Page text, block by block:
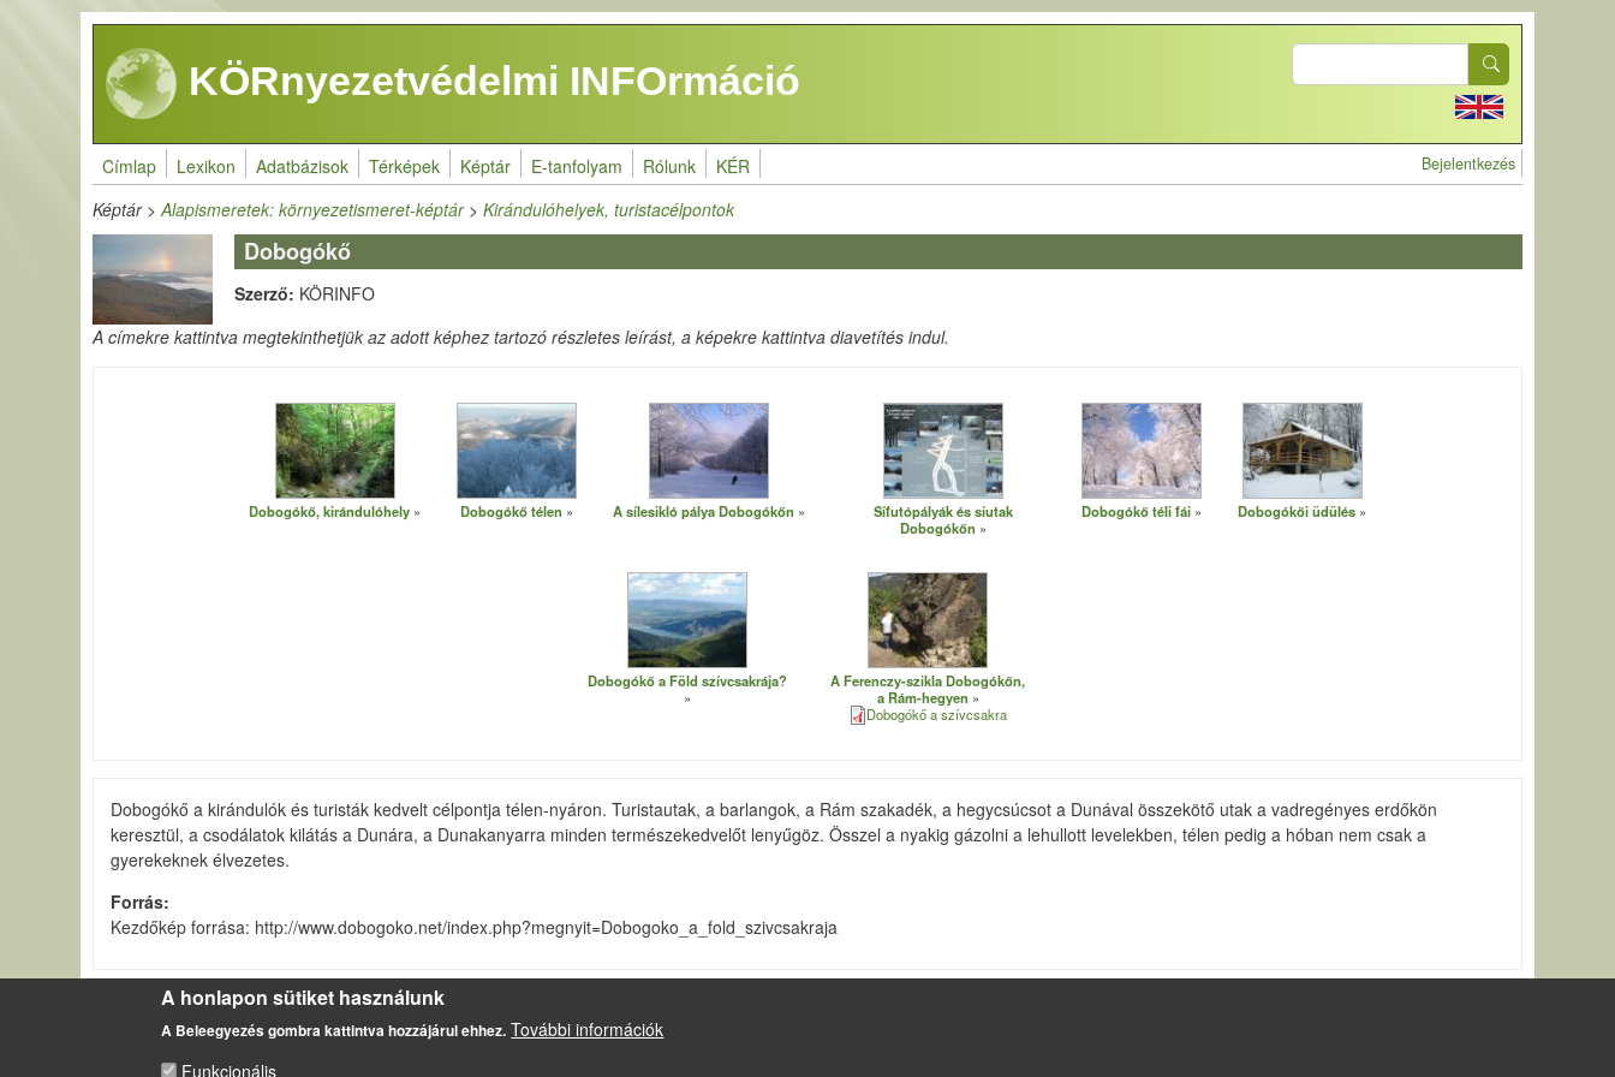
Ugrás a tartalomra
KÖRnyezetvédelmi INFOrmáció
Search
Címlap Lexikon Adatbázisok Térképek Képtár E-tanfolyam Rólunk KÉR User account
Bejelentkezés
Képtár>Alapismeretek: környezetismeret-képtár>Kirándulóhelyek, turistacélpontok
Dobogókő
Szerző: KÖRINFO
A címekre kattintva megtekinthetjük az adott képhez tartozó részletes leírást, a képekre kattintva diavetítés indul.
Dobogókő, kirándulóhely Dobogókő télen A sílesikló pálya Dobogókőn
Sífutópályák és síutak
Dobogókőn
Dobogókő téli fái Dobogókői üdülés
Dobogókő a Föld szívcsakrája?
A Ferenczy-szikla Dobogókőn,
a Rám-hegyen
Dobogókő a szívcsakra
Dobogókő a kirándulók és turisták kedvelt célpontja télen-nyáron. Turistautak, a barlangok, a Rám szakadék, a hegycsúcsot a Dunával összekötő utak a vadregényes erdőkön
keresztül, a csodálatok kilátás a Dunára, a Dunakanyarra minden természekedvelőt lenyűgöz. Összel a nyakig gázolni a lehullott levelekben, télen pedig a hóban nem csak a
gyerekeknek élvezetes.
Forrás
Kezdőkép forrása: http://www.dobogoko.net/index.php?megnyit=Dobogoko_a_fold_szivcsakraja
LÁBLÉC
Impresszum
Sütikezelési szabályzat
A honlapon sütiket használunk
A Beleegyezés gombra kattintva hozzájárul ehhez. További információk
Funkcionális